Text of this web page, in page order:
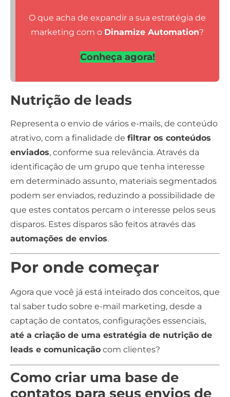
O que acha de expandir a sua estratégia de
marketing com o Dinamize Automation?
Conheça agora!
Nutrição de leads
Representa o envio de vários e-mails, de conteúdo
atrativo, com a finalidade de filtrar os conteúdos
enviados, conforme sua relevância. Através da
identificação de um grupo que tenha interesse
em determinado assunto, materiais segmentados
podem ser enviados, reduzindo a possibilidade de
que estes contatos percam o interesse pelos seus
disparos. Estes disparos são feitos através das
automações de envios.
Por onde começar
Agora que você já está inteirado dos conceitos, que
tal saber tudo sobre e-mail marketing, desde a
captação de contatos, configurações essenciais,
até a criação de uma estratégia de nutrição de
leads e comunicação com clientes?
Como criar uma base de
contatos para seus envios de